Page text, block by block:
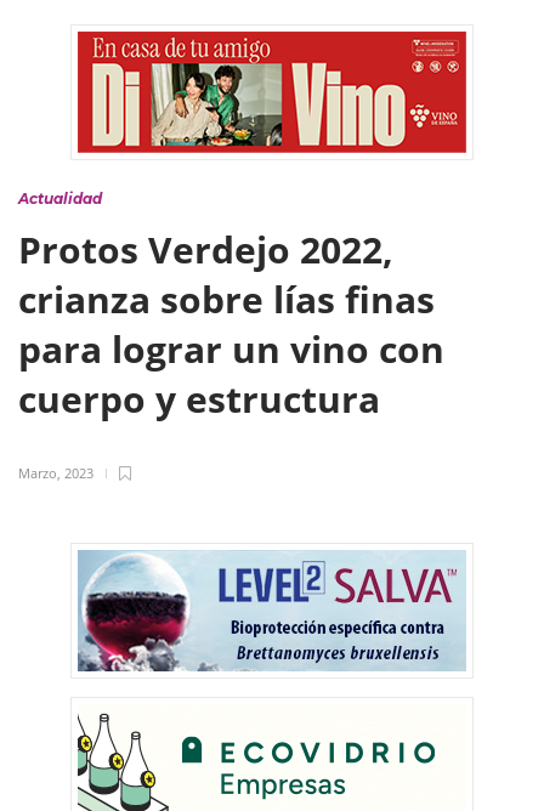
Actualidad
Protos Verdejo 2022,
crianza sobre lías finas
para lograr un vino con
cuerpo y estructura
Marzo, 2023